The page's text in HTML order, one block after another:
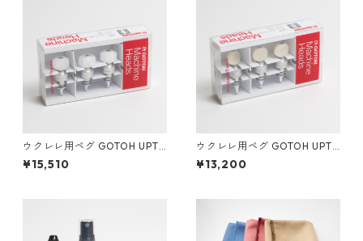
ウクレレ用ペグ GOTOH UPT-
UB7-CW
¥15,510
ウクレレ用ペグ GOTOH UPT-
UBN-CW
¥13,200